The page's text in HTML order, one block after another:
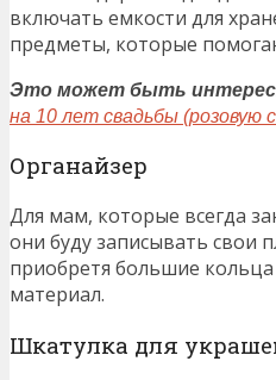
включать емкости для
предметы, которые
Это может быть
на 10 лет свадьбы (розовую
Органайзер
Для мам, которые всегда
они буду записывать свои
приобретя большие
материал.
Шкатулка для